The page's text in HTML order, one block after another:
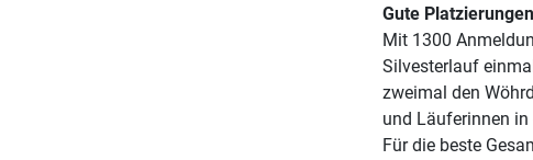
Gute
Mit 1300
Silvesterlauf
zweimal den
und Läuferinnen in
Für die beste